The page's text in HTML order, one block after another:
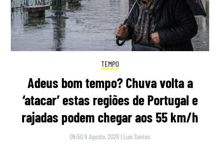
TEMPO
Adeus bom tempo? Chuva volta a
‘atacar’ estas regiões de Portugal e
rajadas podem chegar aos 55 km/h
09:50 9 Agosto, 2026 | Luís Santos